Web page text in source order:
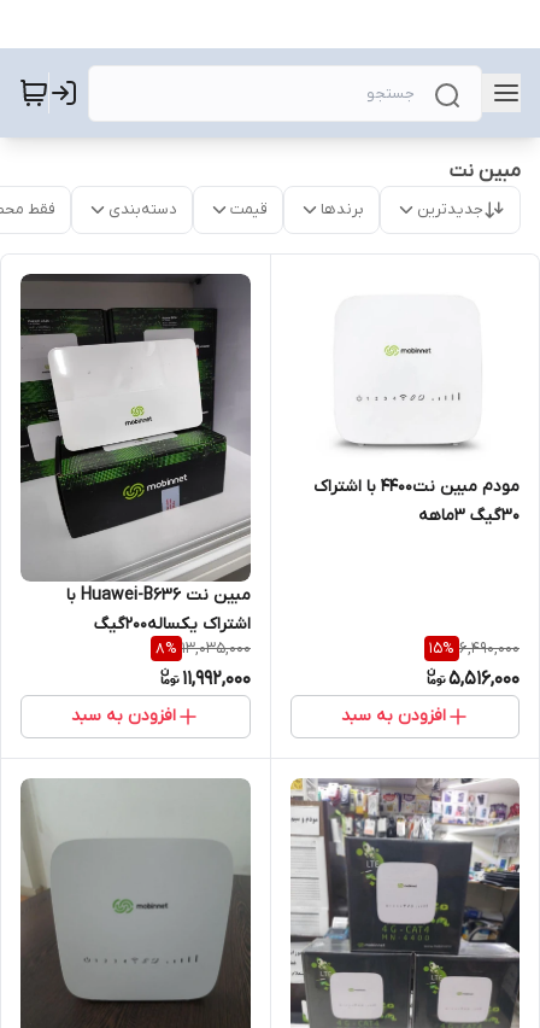
مبین نت
جدیدترین برندها قیمت دسته‌بندی فقط
مودم مبین نت4400 با اشتراک
30گیگ ۳ماهه
6,490,000
15%
5,516,000
افزودن به سبد
مبین نت Huawei-B636 با
اشتراک یکساله۲۰۰گیگ
13,035,000
8%
11,992,000
افزودن به سبد